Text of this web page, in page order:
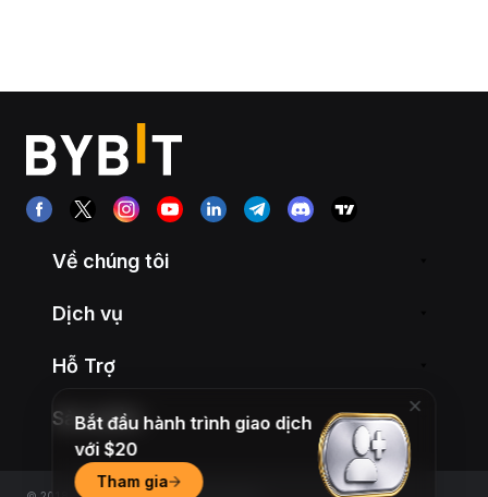
Về chúng tôi
Dịch vụ
Hỗ Trợ
Sản phẩm
Bắt đầu hành trình giao dịch
với $20
Tham gia